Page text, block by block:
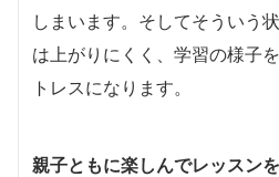
しまいます。そしてそういう
は上がりにくく、学習の様子
トレスになります。
親子ともに楽しんでレッスン